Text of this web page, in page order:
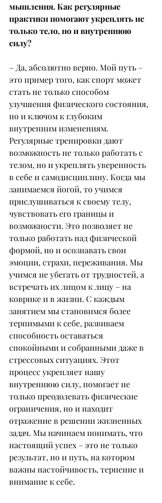
мышления. Как регулярные
практики помогают укреплять не
только тело, но и внутреннюю
силу?
– Да, абсолютно верно. Мой путь –
это пример того, как спорт может
стать не только способом
улучшения физического состояния,
но и ключом к глубоким
внутренним изменениям.
Регулярные тренировки дают
возможность не только работать с
телом, но и укреплять уверенность
в себе и самодисциплину. Когда мы
занимаемся йогой, то учимся
прислушиваться к своему телу,
чувствовать его границы и
возможности. Это позволяет не
только работать над физической
формой, но и осознавать свои
эмоции, страхи, переживания. Мы
учимся не убегать от трудностей, а
встречать их лицом к лицу – на
коврике и в жизни. С каждым
занятием мы становимся более
терпимыми к себе, развиваем
способность оставаться
спокойными и собранными даже в
стрессовых ситуациях. Этот
процесс укрепляет нашу
внутреннюю силу, помогает не
только преодолевать физические
ограничения, но и находит
отражение в решении жизненных
задач. Мы начинаем понимать, что
настоящий успех – это не только
результат, но и путь, на котором
важны настойчивость, терпение и
внимание к себе.